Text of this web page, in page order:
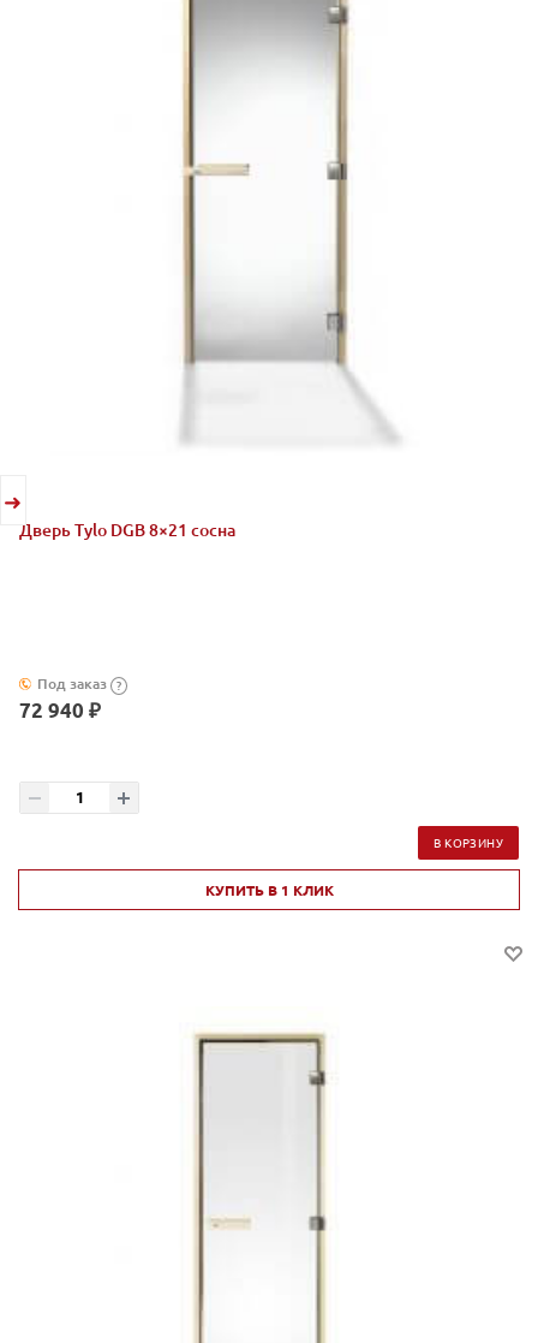
Дверь Tylo DGB 8×21 сосна
Под заказ ?
72 940 ₽
В КОРЗИНУ
КУПИТЬ В 1 КЛИК